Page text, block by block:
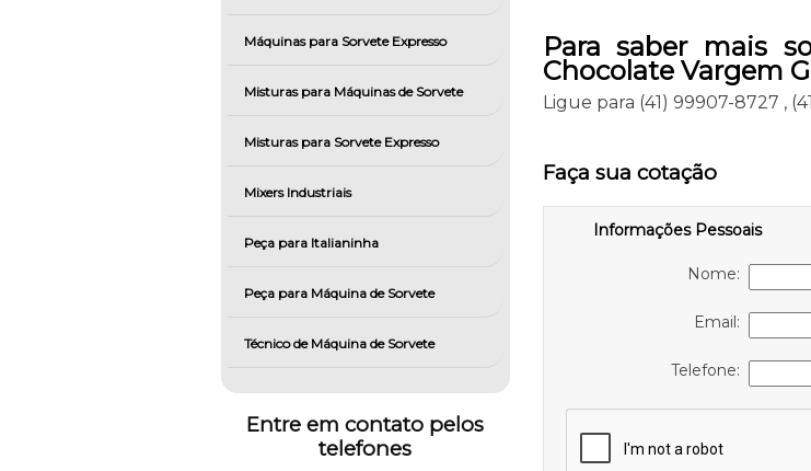
Máquinas para Sorvete Expresso
Misturas para Máquinas de Sorvete
Misturas para Sorvete Expresso
Mixers Industriais
Peça para Italianinha
Peça para Máquina de Sorvete
Técnico de Máquina de Sorvete
Entre em contato pelos
telefones
Para saber mais
Chocolate Vargem
Ligue para (41) 99907-8727 ,
Faça sua cotação
Informações Pessoais
Nome:
Email:
Telefone: